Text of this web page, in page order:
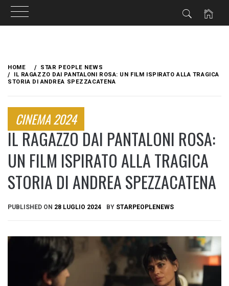
content
HOME
STAR PEOPLE NEWS
IL RAGAZZO DAI PANTALONI ROSA: UN FILM ISPIRATO ALLA TRAGICA
STORIA DI ANDREA SPEZZACATENA
CINEMA 2024
IL RAGAZZO DAI PANTALONI ROSA:
UN FILM ISPIRATO ALLA TRAGICA
STORIA DI ANDREA SPEZZACATENA
PUBLISHED ON 28 LUGLIO 2024 BY STARPEOPLENEWS